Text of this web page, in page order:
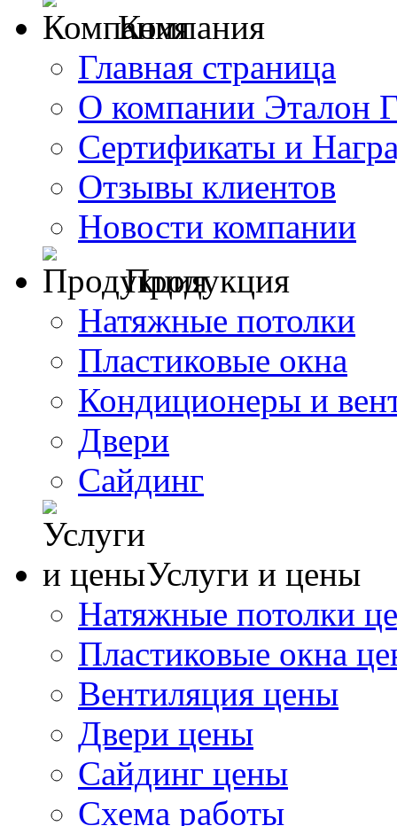
Компания
Главная страница
О компании Эталон
Сертификаты и
Отзывы клиентов
Новости компании
Продукция
Натяжные потолки
Пластиковые окна
Кондиционеры и
Двери
Сайдинг
Услуги и цены
Натяжные потолки
Пластиковые окна
Вентиляция цены
Двери цены
Сайдинг цены
Схема работы